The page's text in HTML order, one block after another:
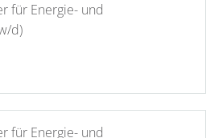
für Energie- und
d)
für Energie- und